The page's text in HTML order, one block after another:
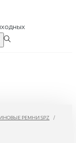
РЕМНИ SPZ /